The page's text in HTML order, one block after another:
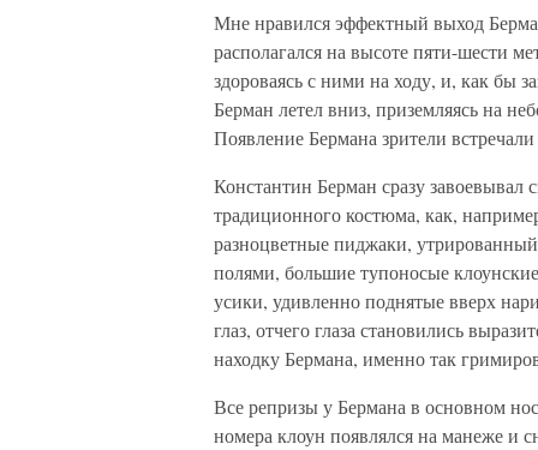
Мне нравился эффектный выход
располагался на высоте пяти-шести
здороваясь с ними на ходу, и, как бы
Берман летел вниз, приземляясь на
Появление Бермана зрители
Константин Берман сразу
традиционного костюма, как,
разноцветные пиджаки,
полями, большие тупоносые
усики, удивленно поднятые вверх
глаз, отчего глаза становились
находку Бермана, именно так
Все репризы у Бермана в основном
номера клоун появлялся на манеже и